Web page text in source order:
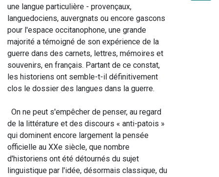
une langue particulière - provençaux,
languedociens, auvergnats ou encore gascons
pour l'espace occitanophone, une grande
majorité a témoigné de son expérience de la
guerre dans des carnets, lettres, mémoires et
souvenirs, en français. Partant de ce constat,
les historiens ont semble-t-il définitivement
clos le dossier des langues dans la guerre.
de la littérature et des discours « anti-patois »
qui dominent encore largement la pensée
officielle au XXe siècle, que nombre
d'historiens ont été détournés du sujet
linguistique par l'idée, désormais classique, du